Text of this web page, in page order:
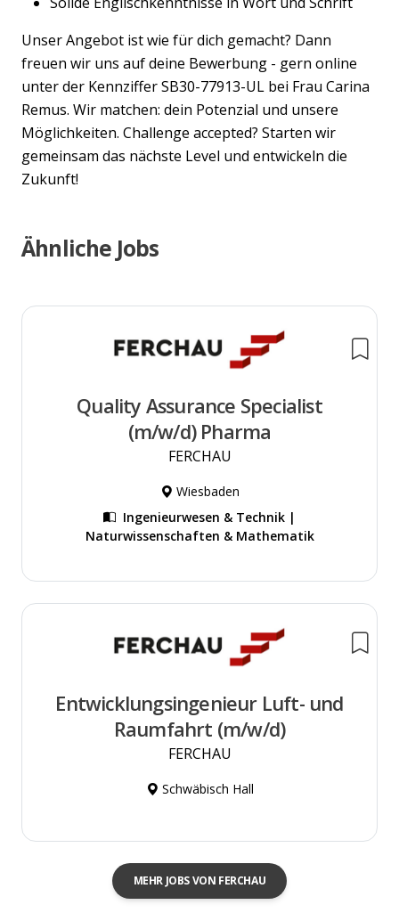
Unser Angebot ist wie für dich gemacht? Dann
freuen wir uns auf deine Bewerbung - gern online
unter der Kennziffer SB30-77913-UL bei Frau Carina
Remus. Wir matchen: dein Potenzial und unsere
Möglichkeiten. Challenge accepted? Starten wir
gemeinsam das nächste Level und entwickeln die
Zukunft!
Ähnliche Jobs
Quality Assurance Specialist
(m/w/d) Pharma
FERCHAU
Wiesbaden
Ingenieurwesen & Technik |
Naturwissenschaften & Mathematik
Entwicklungsingenieur Luft- und
Raumfahrt (m/w/d)
FERCHAU
Schwäbisch Hall
MEHR JOBS VON FERCHAU